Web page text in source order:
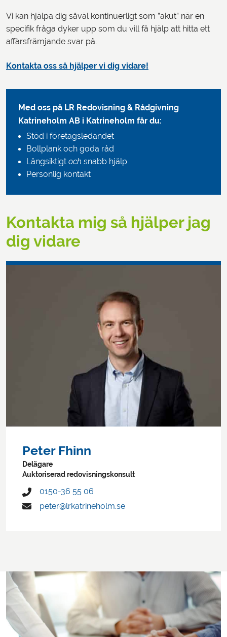
Vi kan hjälpa dig såväl kontinuerligt som ”akut” när en
specifik fråga dyker upp som du vill få hjälp att hitta ett
affärsfrämjande svar på.
Kontakta oss så hjälper vi dig vidare!
Med oss på LR Redovisning & Rådgivning
Katrineholm AB i Katrineholm får du:
Stöd i företagsledandet
Bollplank och goda råd
Långsiktigt och snabb hjälp
Personlig kontakt
Kontakta mig så hjälper jag
dig vidare
Peter Fhinn
Delägare
Auktoriserad redovisningskonsult
0150-36 55 06
peter@lrkatrineholm.se